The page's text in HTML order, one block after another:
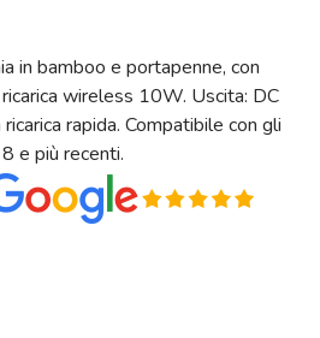
in bamboo e portapenne, con
wireless 10W. Uscita: DC
rapida. Compatibile con gli
e più recenti.